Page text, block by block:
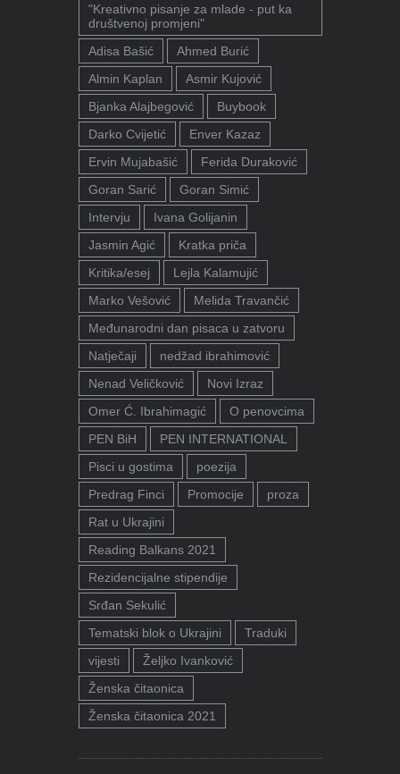
"Kreativno pisanje za mlade - put ka
društvenoj promjeni"
Adisa Bašić
Ahmed Burić
Almin Kaplan
Asmir Kujović
Bjanka Alajbegović
Buybook
Darko Cvijetić
Enver Kazaz
Ervin Mujabašić
Ferida Duraković
Goran Sarić
Goran Simić
Intervju
Ivana Golijanin
Jasmin Agić
Kratka priča
Kritika/esej
Lejla Kalamujić
Marko Vešović
Melida Travančić
Međunarodni dan pisaca u zatvoru
Natječaji
nedžad ibrahimović
Nenad Veličković
Novi Izraz
Omer Ć. Ibrahimagić
O penovcima
PEN BiH
PEN INTERNATIONAL
Pisci u gostima
poezija
Predrag Finci
Promocije
proza
Rat u Ukrajini
Reading Balkans 2021
Rezidencijalne stipendije
Srđan Sekulić
Tematski blok o Ukrajini
Traduki
vijesti
Željko Ivanković
Ženska čitaonica
Ženska čitaonica 2021